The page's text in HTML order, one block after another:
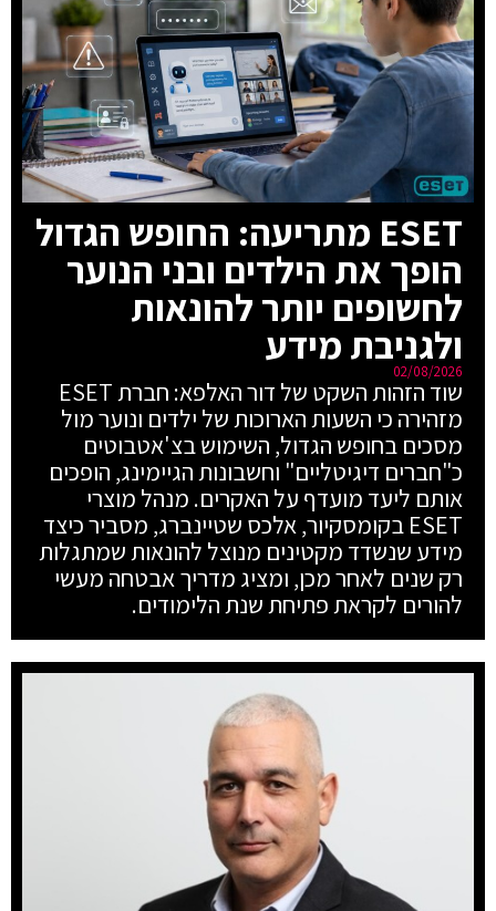
ESET מתריעה: החופש הגדול
הופך את הילדים ובני הנוער
לחשופים יותר להונאות
ולגניבת מידע
02/08/2026
שוד הזהות השקט של דור האלפא: חברת ESET
מזהירה כי השעות הארוכות של ילדים ונוער מול
מסכים בחופש הגדול, השימוש בצ'אטבוטים
כ"חברים דיגיטליים" וחשבונות הגיימינג, הופכים
אותם ליעד מועדף על האקרים. מנהל מוצרי
ESET בקומסקיור, אלכס שטיינברג, מסביר כיצד
מידע שנשדד מקטינים מנוצל להונאות שמתגלות
רק שנים לאחר מכן, ומציג מדריך אבטחה מעשי
להורים לקראת פתיחת שנת הלימודים.